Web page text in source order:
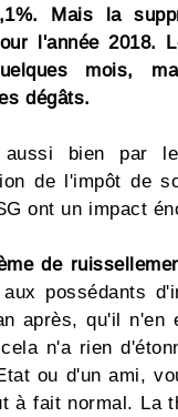
Mais la
l'année 2018.
mois,
dégâts.
aussi bien par
de l'impôt de
ont un impact
de
possédants
après, qu'il n'en
n'a rien
ou d'un ami,
à fait normal. La